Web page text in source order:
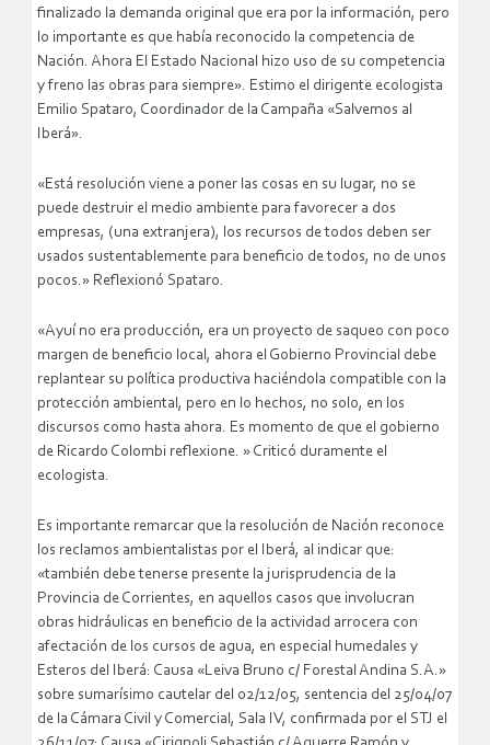
finalizado la demanda original que era por la información, pero
lo importante es que había reconocido la competencia de
Nación. Ahora El Estado Nacional hizo uso de su competencia
y freno las obras para siempre». Estimo el dirigente ecologista
Emilio Spataro, Coordinador de la Campaña «Salvemos al
Iberá».
«Está resolución viene a poner las cosas en su lugar, no se
puede destruir el medio ambiente para favorecer a dos
empresas, (una extranjera), los recursos de todos deben ser
usados sustentablemente para beneficio de todos, no de unos
pocos.» Reflexionó Spataro.
«Ayuí no era producción, era un proyecto de saqueo con poco
margen de beneficio local, ahora el Gobierno Provincial debe
replantear su política productiva haciéndola compatible con la
protección ambiental, pero en lo hechos, no solo, en los
discursos como hasta ahora. Es momento de que el gobierno
de Ricardo Colombi reflexione. » Criticó duramente el
ecologista.
Es importante remarcar que la resolución de Nación reconoce
los reclamos ambientalistas por el Iberá, al indicar que:
«también debe tenerse presente la jurisprudencia de la
Provincia de Corrientes, en aquellos casos que involucran
obras hidráulicas en beneficio de la actividad arrocera con
afectación de los cursos de agua, en especial humedales y
Esteros del Iberá: Causa «Leiva Bruno c/ Forestal Andina S.A.»
sobre sumarísimo cautelar del 02/12/05, sentencia del 25/04/07
de la Cámara Civil y Comercial, Sala IV, confirmada por el STJ el